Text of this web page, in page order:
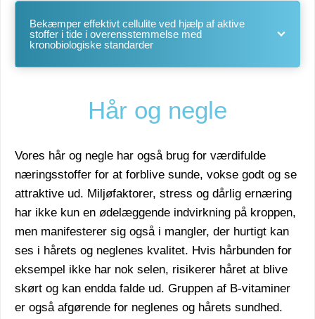
Bekæmper effektivt cellulite ved hjælp af aktive
stoffer i tide i overensstemmelse med
kronobiologiske standarder
Hår og negle
Vores hår og negle har også brug for værdifulde
næringsstoffer for at forblive sunde, vokse godt og se
attraktive ud. Miljøfaktorer, stress og dårlig ernæring
har ikke kun en ødelæggende indvirkning på kroppen,
men manifesterer sig også i mangler, der hurtigt kan
ses i hårets og neglenes kvalitet. Hvis hårbunden for
eksempel ikke har nok selen, risikerer håret at blive
skørt og kan endda falde ud. Gruppen af B-vitaminer
er også afgørende for neglenes og hårets sundhed.